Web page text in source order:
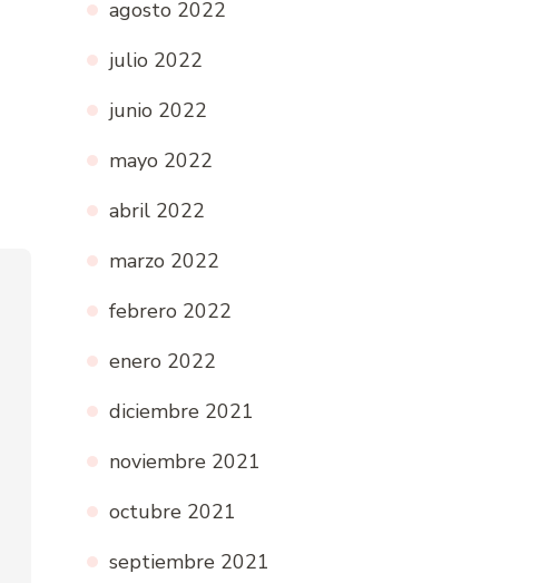
agosto 2022
julio 2022
junio 2022
mayo 2022
abril 2022
marzo 2022
febrero 2022
enero 2022
diciembre 2021
noviembre 2021
octubre 2021
septiembre 2021